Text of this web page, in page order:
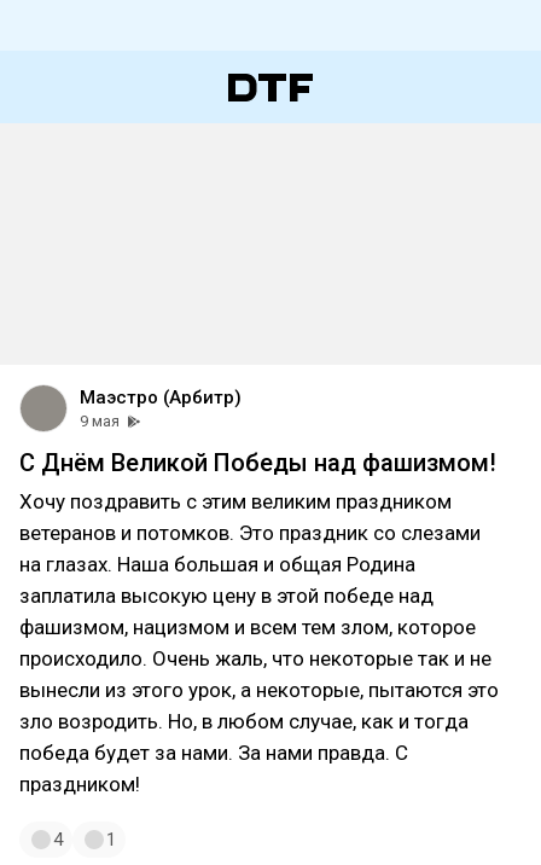
Маэстро (Арбитр)
9 мая
С Днём Великой Победы над фашизмом!
Хочу поздравить с этим великим праздником
ветеранов и потомков. Это праздник со слезами
на глазах. Наша большая и общая Родина
заплатила высокую цену в этой победе над
фашизмом, нацизмом и всем тем злом, которое
происходило. Очень жаль, что некоторые так и не
вынесли из этого урок, а некоторые, пытаются это
зло возродить. Но, в любом случае, как и тогда
победа будет за нами. За нами правда. С
праздником!
4 1